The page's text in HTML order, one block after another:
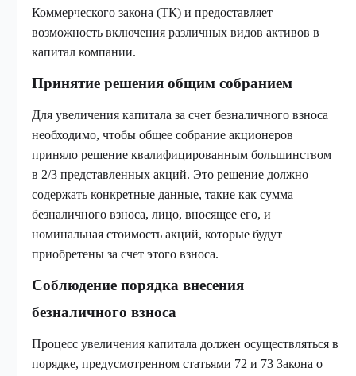
Коммерческого закона (ТК) и предоставляет
возможность включения различных видов активов в
капитал компании.
Принятие решения общим собранием
Для увеличения капитала за счет безналичного взноса
необходимо, чтобы общее собрание акционеров
приняло решение квалифицированным большинством
в 2/3 представленных акций. Это решение должно
содержать конкретные данные, такие как сумма
безналичного взноса, лицо, вносящее его, и
номинальная стоимость акций, которые будут
приобретены за счет этого взноса.
Соблюдение порядка внесения
безналичного взноса
Процесс увеличения капитала должен осуществляться в
порядке, предусмотренном статьями 72 и 73 Закона о